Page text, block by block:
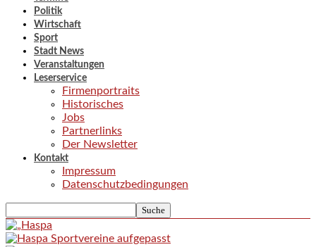
Politik
Wirtschaft
Sport
Stadt News
Veranstaltungen
Leserservice
Firmenportraits
Historisches
Jobs
Partnerlinks
Der Newsletter
Kontakt
Impressum
Datenschutzbedingungen